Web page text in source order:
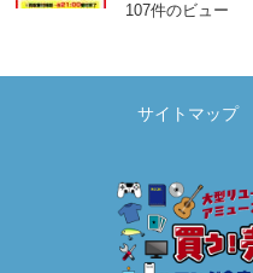
107件のビュー
サイトマップ